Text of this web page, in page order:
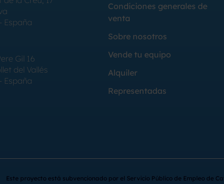
España
Gil 16
del Vallés
España
Condiciones generales de
venta
Sobre nosotros
Vende tu equipo
Alquiler
Representadas
Este proyecto está subvencionado por el Servicio Público de Empleo de